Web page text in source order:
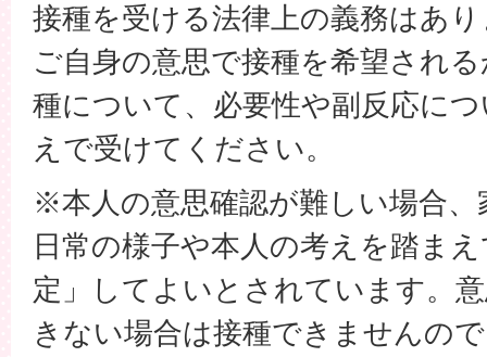
接種を受ける法律上の義務はあ
ご自身の意思で接種を希望され
種について、必要性や副反応に
えで受けてください。
※本人の意思確認が難しい場合
日常の様子や本人の考えを踏ま
定」してよいとされています。
きない場合は接種できませんの